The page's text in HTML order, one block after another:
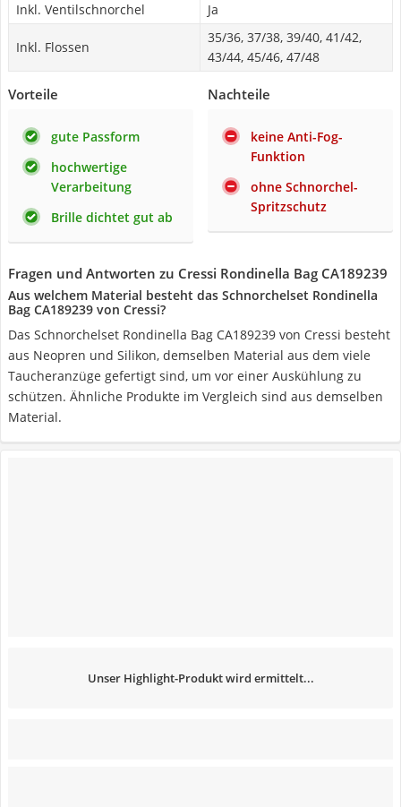
Inkl. Ventilschnorchel
Ja
Inkl. Flossen
35/36, 37/38, 39/40, 41/42,
43/44, 45/46, 47/48
Vorteile
gute Passform
hochwertige
Verarbeitung
Brille dichtet gut ab
Nachteile
keine Anti-Fog-
Funktion
ohne Schnorchel-
Spritzschutz
Fragen und Antworten zu Cressi Rondinella Bag CA189239
Aus welchem Material besteht das Schnorchelset Rondinella
Bag CA189239 von Cressi?
Das Schnorchelset Rondinella Bag CA189239 von Cressi besteht
aus Neopren und Silikon, demselben Material aus dem viele
Taucheranzüge gefertigt sind, um vor einer Auskühlung zu
schützen. Ähnliche Produkte im Vergleich sind aus demselben
Material.
Unser Highlight-Produkt wird ermittelt...